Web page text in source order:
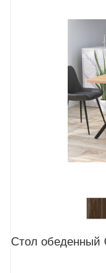
Стол обеденный